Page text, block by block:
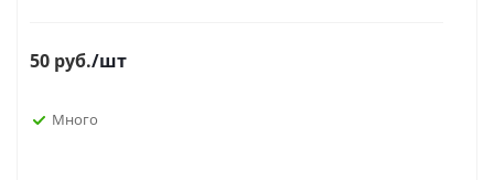
50 руб./шт
Много